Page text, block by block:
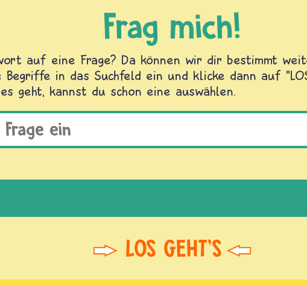
Frag mich!
auf eine Frage? Da können wir dir bestimmt
in das Suchfeld ein und klicke dann auf
geht, kannst du schon eine auswählen.